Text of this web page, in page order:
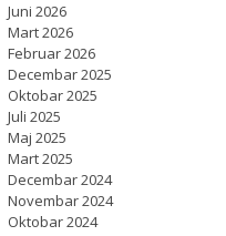
Juni 2026
Mart 2026
Februar 2026
Decembar 2025
Oktobar 2025
Juli 2025
Maj 2025
Mart 2025
Decembar 2024
Novembar 2024
Oktobar 2024